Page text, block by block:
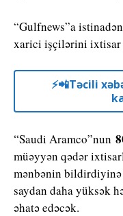
“Gulfnews”a
xarici işçilərini ixtisar
⚡️📲Təcili
“Saudi Aramco”nun
müəyyən qədər
mənbənin
saydan daha yüksək
əhatə edəcək.